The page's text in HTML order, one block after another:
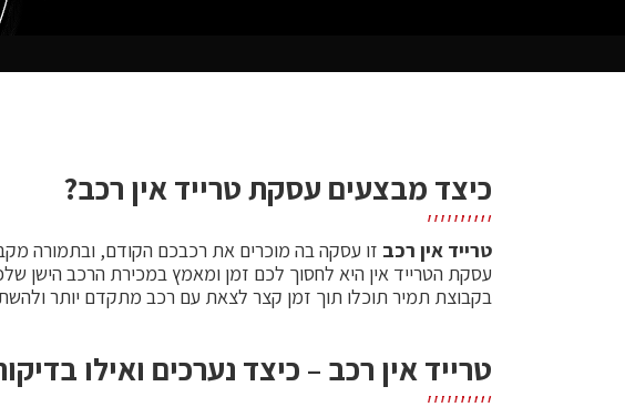
כיצד מבצעים עסקת טרייד אין רכב?
טרייד אין רכב זו עסקה בה מוכרים את רכבכם הקודם, ובתמורה
עסקת הטרייד אין היא לחסוך לכם זמן ומאמץ במכירת הרכב הישן
בקבוצת תמיר תוכלו תוך זמן קצר לצאת עם רכב מתקדם יותר
טרייד אין רכב – כיצד נערכים ואילו